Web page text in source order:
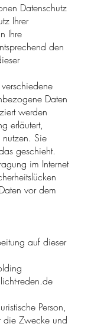
Datenschutz
Ihrer
Ihre
den
Daten
werden
erläutert,
Sie
geschieht.
im Internet
vor dem
auf dieser
reden.de
Person,
die Zwecke und